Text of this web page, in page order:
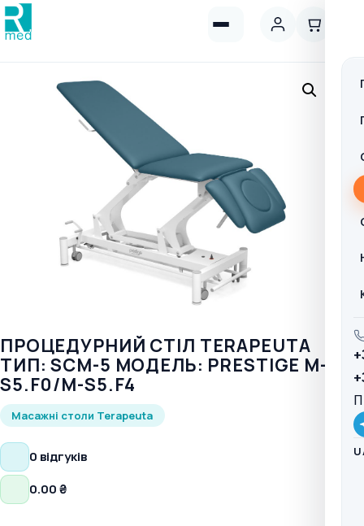
ПРОЦЕДУРНИЙ СТІЛ TERAPEUTA
ТИП: SCM-5 МОДЕЛЬ: PRESTIGE М-
S5.F0/M-S5.F4
Масажні столи Terapeuta
0 відгуків
0.00₴